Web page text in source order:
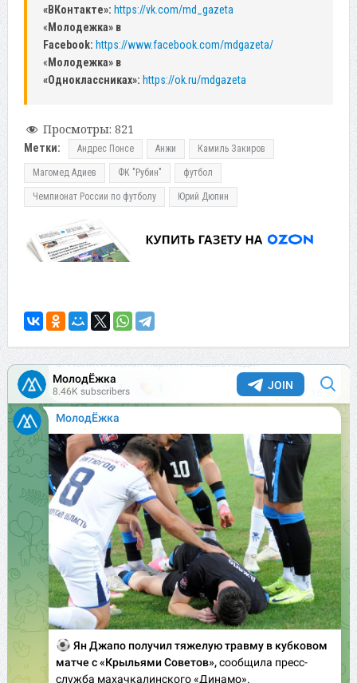
«ВКонтакте»: https://vk.com/md_gazeta
« Молодежка» в
Facebook: https://www.facebook.com/mdgazeta/
« Молодежка» в
«Одноклассниках»: https://ok.ru/mdgazeta
Просмотры: 821
Метки: Андрес Понсе Анжи Камиль Закиров
Магомед Адиев ФК "Рубин" футбол
Чемпионат России по футболу Юрий Дюпин